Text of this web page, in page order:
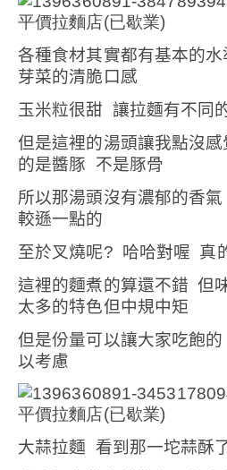
各種食材其實都有基本的水
芽菜的清脆口感
玉米粒很甜 讓拉麵有不同
但是這裡的湯頭讓我點沒感
的是醬豚
不是豚骨
所以那湯頭沒有濃郁的香氣
較遜一點的
至於叉燒呢? 哈哈對喔 真
這裡的麵煮的算還不錯 但
太多的特色但中規中矩
但是份量可以讓大家吃飽的
以考慮
大蒜拉麵 看到那一坨蒜酥